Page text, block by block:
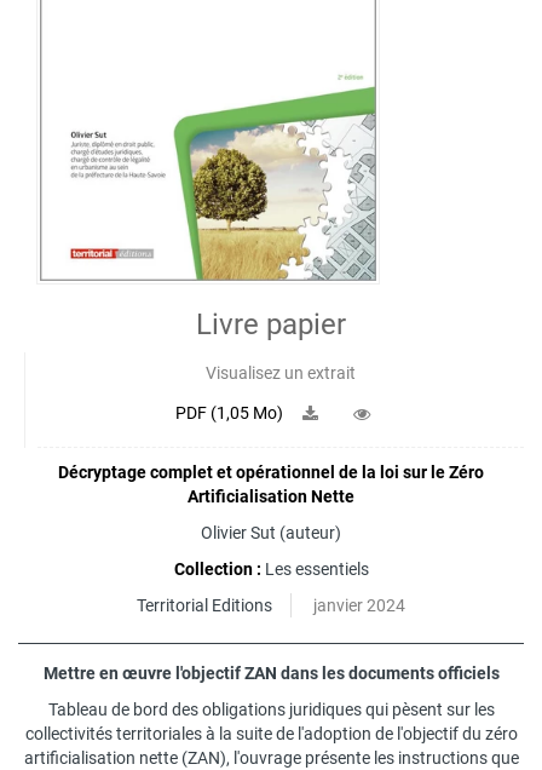
Livre papier
Visualisez un extrait
PDF (1,05 Mo)
Décryptage complet et opérationnel de la loi sur le Zéro
Artificialisation Nette
Olivier Sut (auteur)
Collection : Les essentiels
Territorial Editions
janvier 2024
Mettre en œuvre l'objectif ZAN dans les documents officiels
Tableau de bord des obligations juridiques qui pèsent sur les
collectivités territoriales à la suite de l'adoption de l'objectif du zéro
artificialisation nette (ZAN), l'ouvrage présente les instructions que